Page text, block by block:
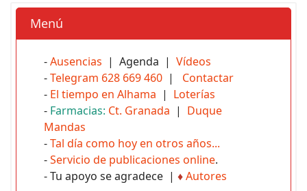
Menú
-Ausencias | Agenda | Vídeos
-Telegram 628 669 460 | Contactar
- El tiempo en Alhama | Loterías
- Farmacias: Ct. Granada | Duque
Mandas
-Tal día como hoy en otros años...
-Servicio de publicaciones online.
- Tu apoyo se agradece | ♦Autores